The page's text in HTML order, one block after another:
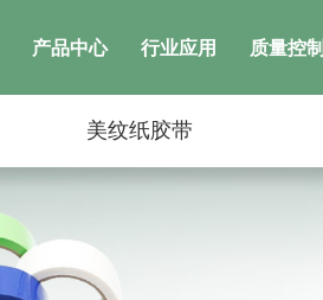
产品中心 行业应用 质量控制
美纹纸胶带